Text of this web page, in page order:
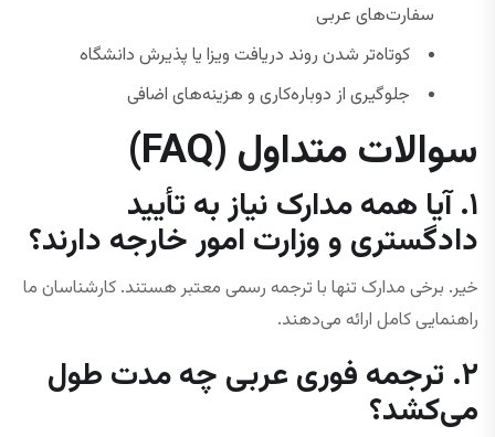
سفارت‌های عربی
کوتاه‌تر شدن روند دریافت ویزا یا پذیرش دانشگاه
جلوگیری از دوباره‌کاری و هزینه‌های اضافی
سوالات متداول (FAQ)
۱. آیا همه مدارک نیاز به تأیید
دادگستری و وزارت امور خارجه دارند؟
خیر. برخی مدارک تنها با ترجمه رسمی معتبر هستند. کارشناسان ما
راهنمایی کامل ارائه می‌دهند.
۲. ترجمه فوری عربی چه مدت طول
می‌کشد؟